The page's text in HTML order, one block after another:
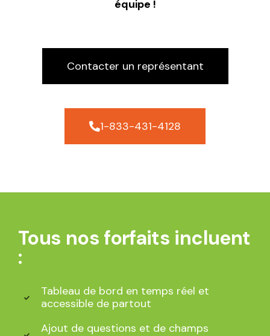
équipe !
Contacter un représentant
1-833-431-4128
Tous nos forfaits incluent
:
Tableau de bord en temps réel et
accessible de partout
Ajout de questions et de champs